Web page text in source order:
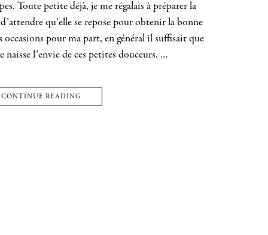
Toute petite déjà, je me régalais à préparer la
qu’elle se repose pour obtenir la bonne
occasions pour ma part, en général il suffisait que
l’envie de ces petites douceurs. …
CONTINUE READING